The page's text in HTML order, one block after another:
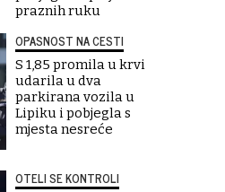
praznih ruku
OPASNOST NA CESTI
S 1,85 promila u krvi
udarila u dva
parkirana vozila u
Lipiku i pobjegla s
mjesta nesreće
OTELI SE KONTROLI